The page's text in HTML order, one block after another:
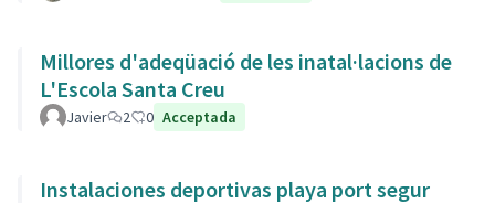
Millores d'adeqüació de les inatal·lacions de
L'Escola Santa Creu
Javier 2 0 Acceptada
Instalaciones deportivas playa port segur